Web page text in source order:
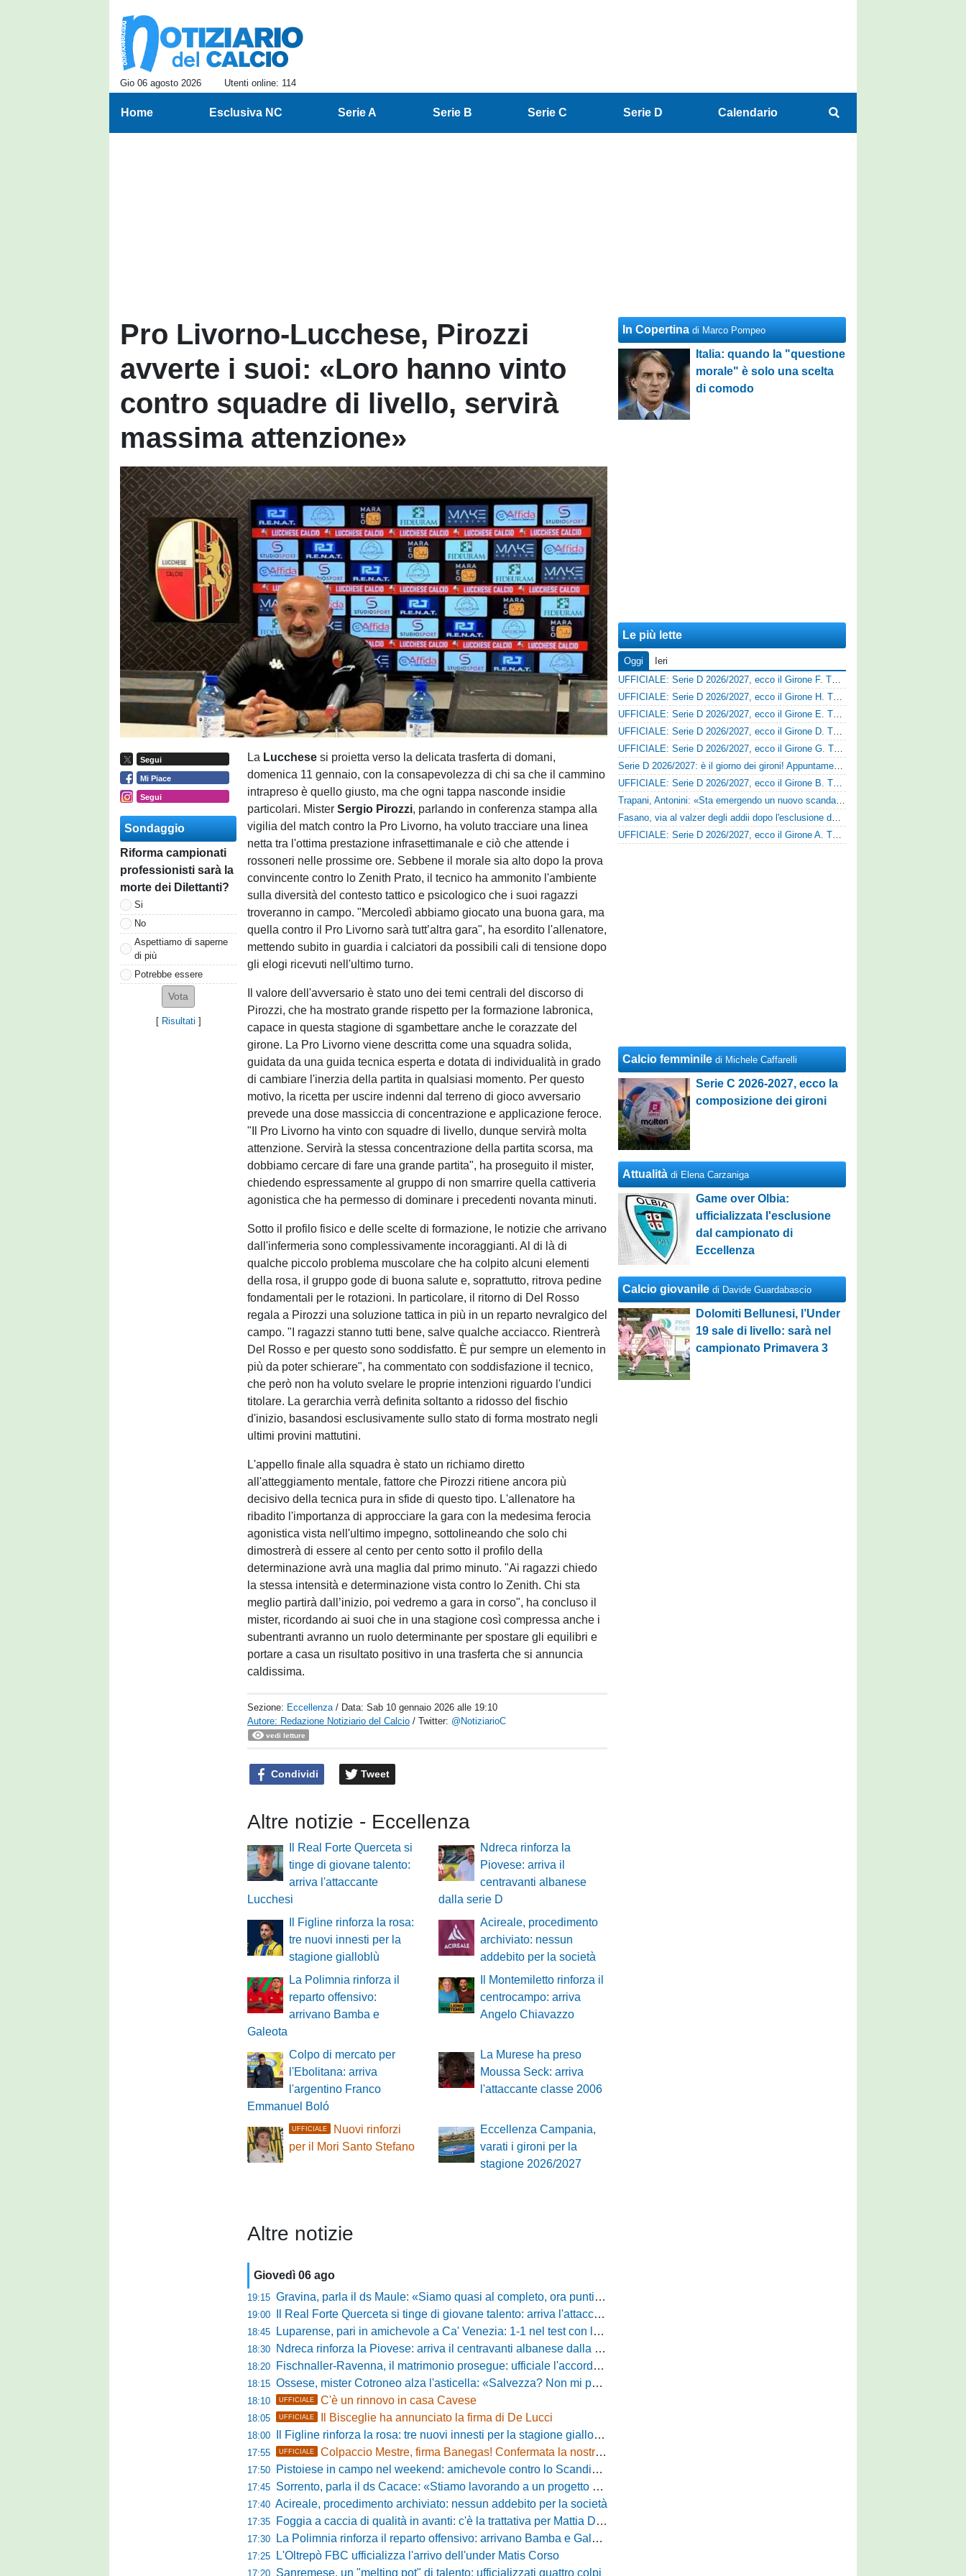
Gio 06 agosto 2026 Utenti online: 114
Home Esclusiva NC Serie A Serie B Serie C Serie D Calendario
Pro Livorno-Lucchese, Pirozzi
avverte i suoi: «Loro hanno vinto
contro squadre di livello, servirà
massima attenzione»
Segui
Mi Piace
Segui
Sondaggio
Riforma campionati
professionisti sarà la
morte dei Dilettanti?
Si
No
Aspettiamo di saperne
di più
Potrebbe essere
[ Risultati ]
La Lucchesesi proietta verso la delicata trasferta di domani,
domenica 11 gennaio, con la consapevolezza di chi sa che il cammino
intrapreso è quello giusto, ma che ogni tappa nasconde insidie
particolari. MisterSergio Pirozzi, parlando in conferenza stampa alla
vigilia del match contro la Pro Livorno, ha voluto tracciare una linea
netta tra l'ottima prestazione infrasettimanale e ciò che attende i
rossoneri nelle prossime ore. Sebbene il morale sia alto dopo la prova
convincente contro lo Zenith Prato, il tecnico ha ammonito l'ambiente
sulla diversità del contesto tattico e psicologico che i suoi ragazzi
troveranno in campo. "Mercoledì abbiamo giocato una buona gara, ma
quella contro il Pro Livorno sarà tutt’altra gara", ha esordito l'allenatore,
mettendo subito in guardia i calciatori da possibili cali di tensione dopo
gli elogi ricevuti nell'ultimo turno.
Il valore dell'avversario è stato uno dei temi centrali del discorso di
Pirozzi, che ha mostrato grande rispetto per la formazione labronica,
capace in questa stagione di sgambettare anche le corazzate del
girone. La Pro Livorno viene descritta come una squadra solida,
guidata da una guida tecnica esperta e dotata di individualità in grado
di cambiare l'inerzia della partita in qualsiasi momento. Per questo
motivo, la ricetta per uscire indenni dal terreno di gioco avversario
prevede una dose massiccia di concentrazione e applicazione feroce.
"Il Pro Livorno ha vinto con squadre di livello, dunque servirà molta
attenzione. Servirà la stessa concentrazione della partita scorsa, ma
dobbiamo cercare di fare una grande partita", ha proseguito il mister,
chiedendo espressamente al gruppo di non smarrire quella cattiveria
agonistica che ha permesso di dominare i precedenti novanta minuti.
Sotto il profilo fisico e delle scelte di formazione, le notizie che arrivano
dall'infermeria sono complessivamente incoraggianti. Al di là di
qualche piccolo problema muscolare che ha colpito alcuni elementi
della rosa, il gruppo gode di buona salute e, soprattutto, ritrova pedine
fondamentali per le rotazioni. In particolare, il ritorno di Del Rosso
regala a Pirozzi una soluzione tattica in più in un reparto nevralgico del
campo. "I ragazzi stanno tutti bene, salve qualche acciacco. Rientrerà
Del Rosso e per questo sono soddisfatto. È pur sempre un elemento in
più da poter schierare", ha commentato con soddisfazione il tecnico,
che però non ha voluto svelare le proprie intenzioni riguardo l'undici
titolare. La gerarchia verrà definita soltanto a ridosso del fischio
d'inizio, basandosi esclusivamente sullo stato di forma mostrato negli
ultimi provini mattutini.
L'appello finale alla squadra è stato un richiamo diretto
all'atteggiamento mentale, fattore che Pirozzi ritiene ancora più
decisivo della tecnica pura in sfide di questo tipo. L'allenatore ha
ribadito l'importanza di approcciare la gara con la medesima ferocia
agonistica vista nell'ultimo impegno, sottolineando che solo chi
dimostrerà di essere al cento per cento sotto il profilo della
determinazione avrà una maglia dal primo minuto. "Ai ragazzi chiedo
la stessa intensità e determinazione vista contro lo Zenith. Chi sta
meglio partirà dall’inizio, poi vedremo a gara in corso", ha concluso il
mister, ricordando ai suoi che in una stagione così compressa anche i
subentranti avranno un ruolo determinante per spostare gli equilibri e
portare a casa un risultato positivo in una trasferta che si annuncia
caldissima.
Sezione: Eccellenza / Data:Sab 10 gennaio 2026 alle 19:10
Autore: Redazione Notiziario del Calcio / Twitter: @NotiziarioC
vedi letture
Condividi Tweet
Altre notizie - Eccellenza
Il Real Forte Querceta si
tinge di giovane talento:
arriva l'attaccante
Lucchesi
Ndreca rinforza la
Piovese: arriva il
centravanti albanese
dalla serie D
Il Figline rinforza la rosa:
tre nuovi innesti per la
stagione gialloblù
Acireale, procedimento
archiviato: nessun
addebito per la società
La Polimnia rinforza il
reparto offensivo:
arrivano Bamba e
Galeota
Il Montemiletto rinforza il
centrocampo: arriva
Angelo Chiavazzo
Colpo di mercato per
l'Ebolitana: arriva
l'argentino Franco
Emmanuel Boló
La Murese ha preso
Moussa Seck: arriva
l'attaccante classe 2006
UFFICIALE
Nuovi rinforzi
per il Mori Santo Stefano
Eccellenza Campania,
varati i gironi per la
stagione 2026/2027
Altre notizie
Giovedì 06 ago
19:15 Gravina, parla il ds Maule: «Siamo quasi al completo, ora puntiamo sugli esterni d'attacco»
19:00 Il Real Forte Querceta si tinge di giovane talento: arriva l'attaccante Lucchesi
18:45 Luparense, pari in amichevole a Ca' Venezia: 1-1 nel test con la Primavera lagunare
18:30 Ndreca rinforza la Piovese: arriva il centravanti albanese dalla serie D
18:20 Fischnaller-Ravenna, il matrimonio prosegue: ufficiale l'accordo quinquennale per l'attacco
18:15 Ossese, mister Cotroneo alza l'asticella: «Salvezza? Non mi pongo limiti, voglio vincere più partite possibile»
18:10 UFFICIALE C'è un rinnovo in casa Cavese
18:05 UFFICIALE Il Bisceglie ha annunciato la firma di De Lucci
18:00 Il Figline rinforza la rosa: tre nuovi innesti per la stagione gialloblù
17:55 UFFICIALE Colpaccio Mestre, firma Banegas! Confermata la nostra anteprima
17:50 Pistoiese in campo nel weekend: amichevole contro lo Scandicci allo stadio Strulli di Monsummano
17:45 Sorrento, parla il ds Cacace: «Stiamo lavorando a un progetto ambizioso»
17:40 Acireale, procedimento archiviato: nessun addebito per la società
17:35 Foggia a caccia di qualità in avanti: c'è la trattativa per Mattia Della Morte
17:30 La Polimnia rinforza il reparto offensivo: arrivano Bamba e Galeota
17:25 L'Oltrepò FBC ufficializza l'arrivo dell'under Matis Corso
17:20 Sanremese, un "melting pot" di talento: ufficializzati quattro colpi
In Copertina di Marco Pompeo
Italia: quando la "questione
morale" è solo una scelta
di comodo
Le più lette
Oggi
Ieri
UFFICIALE: Serie D 2026/2027, ecco il Girone F. Tutte le squadre
UFFICIALE: Serie D 2026/2027, ecco il Girone H. Tutte le squadre
UFFICIALE: Serie D 2026/2027, ecco il Girone E. Tutte le squadre
UFFICIALE: Serie D 2026/2027, ecco il Girone D. Tutte le squadre
UFFICIALE: Serie D 2026/2027, ecco il Girone G. Tutte le squadre
Serie D 2026/2027: è il giorno dei gironi! Appuntamento fissato
UFFICIALE: Serie D 2026/2027, ecco il Girone B. Tutte le squadre
Trapani, Antonini: «Sta emergendo un nuovo scandalo»
Fasano, via al valzer degli addii dopo l'esclusione dalla Serie D: Salzano verso una big campana
UFFICIALE: Serie D 2026/2027, ecco il Girone A. Tutte le squadre
Calcio femminile di Michele Caffarelli
Serie C 2026-2027, ecco la
composizione dei gironi
Attualità di Elena Carzaniga
Game over Olbia:
ufficializzata l'esclusione
dal campionato di
Eccellenza
Calcio giovanile di Davide Guardabascio
Dolomiti Bellunesi, l’Under
19 sale di livello: sarà nel
campionato Primavera 3